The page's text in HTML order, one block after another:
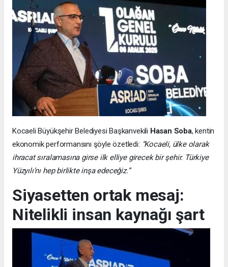
Kocaeli Büyükşehir Belediyesi Başkanvekili Hasan Soba, kentin
ekonomik performansını şöyle özetledi: “Kocaeli, ülke olarak
ihracat sıralamasına girse ilk elliye girecek bir şehir. Türkiye
Yüzyılı’nı hep birlikte inşa edeceğiz.”
Siyasetten ortak mesaj:
Nitelikli insan kaynağı şart